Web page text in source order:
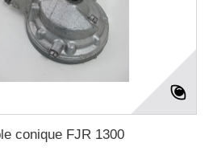
conique FJR 1300